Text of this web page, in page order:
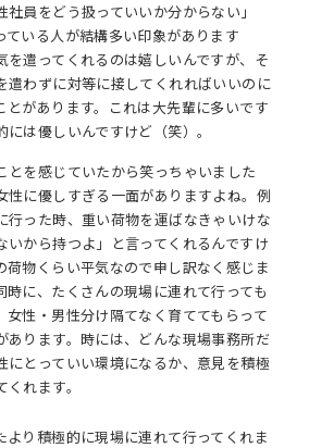
社員をどう扱っていいか分からない」
ている人が結構多い印象があります
を遣ってくれるのは嬉しいんですが、そ
遣わずに対等に接してくれればいいのに
とがあります。これは大先輩に多いです
には優しいんですけど（笑）。
とを感じていたから笑っちゃいました
性に優しすぎる一面がありますよね。例
行った時、重い荷物を運ばなきゃいけな
いから持つよ」と言ってくれるんですけ
荷物くらい平気なので申し訳なく感じま
時に、たくさんの現場に連れて行っても
女性・男性分け隔てなく育ててもらって
あります。時には、どんな現場事務所だ
にとっていい環境になるか、意見を積極
れます。
より積極的に現場に連れて行ってくれま